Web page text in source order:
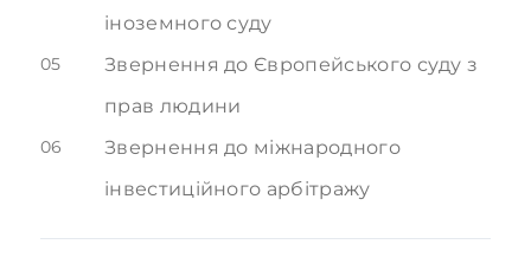
іноземного суду
05
Звернення до Європейського суду з
прав людини
06
Звернення до міжнародного
інвестиційного арбітражу